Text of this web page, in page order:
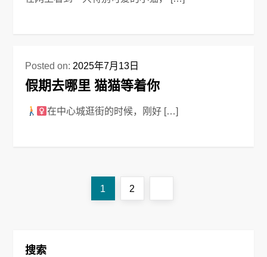
Posted on: 2025年7月13日
假期去哪里 猫猫等着你
在中心城逛街的时候，刚好 […]
导
Page
1 Page
2
搜索